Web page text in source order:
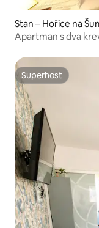
Stan – Hořice na
Apartman s dva
Superhost
Superhost